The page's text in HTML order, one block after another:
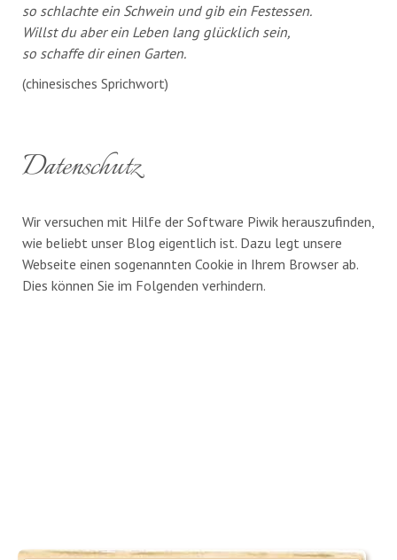
so schlachte ein Schwein und gib ein Festessen.
Willst du aber ein Leben lang glücklich sein,
so schaffe dir einen Garten.
(chinesisches Sprichwort)
Datenschutz
Wir versuchen mit Hilfe der Software Piwik herauszufinden,
wie beliebt unser Blog eigentlich ist. Dazu legt unsere
Webseite einen sogenannten Cookie in Ihrem Browser ab.
Dies können Sie im Folgenden verhindern.